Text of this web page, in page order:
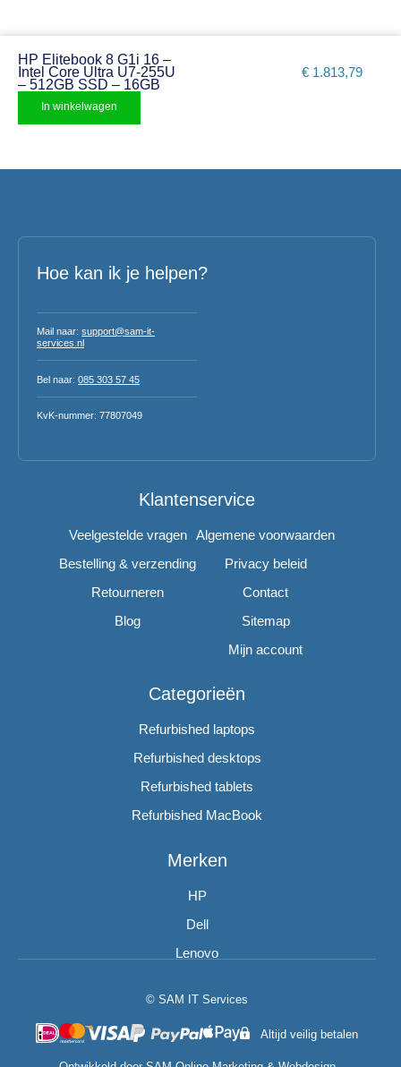
HP Elitebook 8 G1i 16 –
Intel Core Ultra U7-255U
– 512GB SSD – 16GB
€ 1.813,79
In winkelwagen
Hoe kan ik je helpen?
Mail naar: support@sam-it-
services.nl
Bel naar: 085 303 57 45
KvK-nummer: 77807049
Klantenservice
Veelgestelde vragen
Bestelling & verzending
Retourneren
Blog
Algemene voorwaarden
Privacy beleid
Contact
Sitemap
Mijn account
Categorieën
Refurbished laptops
Refurbished desktops
Refurbished tablets
Refurbished MacBook
Merken
HP
Dell
Lenovo
© SAM IT Services
Altijd veilig betalen